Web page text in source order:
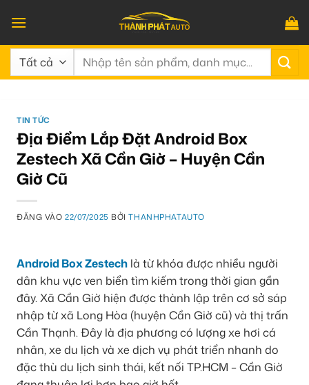
qua
nội
dung
Tìm
TIN TỨC
Địa Điểm Lắp Đặt Android Box
Zestech Xã Cần Giờ – Huyện Cần
Giờ Cũ
ĐĂNG VÀO22/07/2025 BỞITHANHPHATAUTO
Android Box Zestech là từ khóa được nhiều người
dân khu vực ven biển tìm kiếm trong thời gian gần
đây. Xã Cần Giờ hiện được thành lập trên cơ sở sáp
nhập từ xã Long Hòa (huyện Cần Giờ cũ) và thị trấn
Cần Thạnh. Đây là địa phương có lượng xe hơi cá
nhân, xe du lịch và xe dịch vụ phát triển nhanh do
đặc thù du lịch sinh thái, kết nối TP.HCM – Cần Giờ